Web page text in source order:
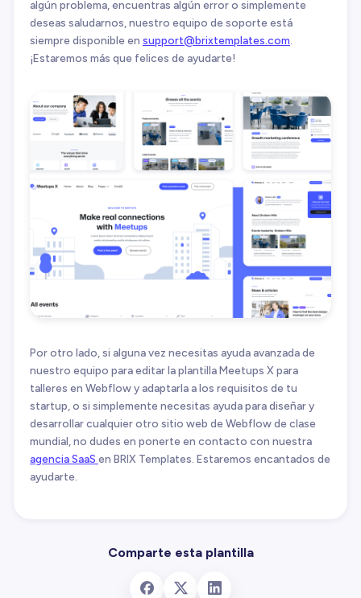
algún problema, encuentras algún error o simplemente
deseas saludarnos, nuestro equipo de soporte está
siempre disponible en support@brixtemplates.com
¡Estaremos más que felices de ayudarte!
Por otro lado, si alguna vez necesitas ayuda avanzada de
nuestro equipo para editar la plantilla Meetups X para
talleres en Webflow y adaptarla a los requisitos de tu
startup, o si simplemente necesitas ayuda para diseñar y
desarrollar cualquier otro sitio web de Webflow de clase
mundial, no dudes en ponerte en contacto con nuestra
agencia SaaS en BRIX Templates. Estaremos encantados de
ayudarte.
Comparte esta plantilla